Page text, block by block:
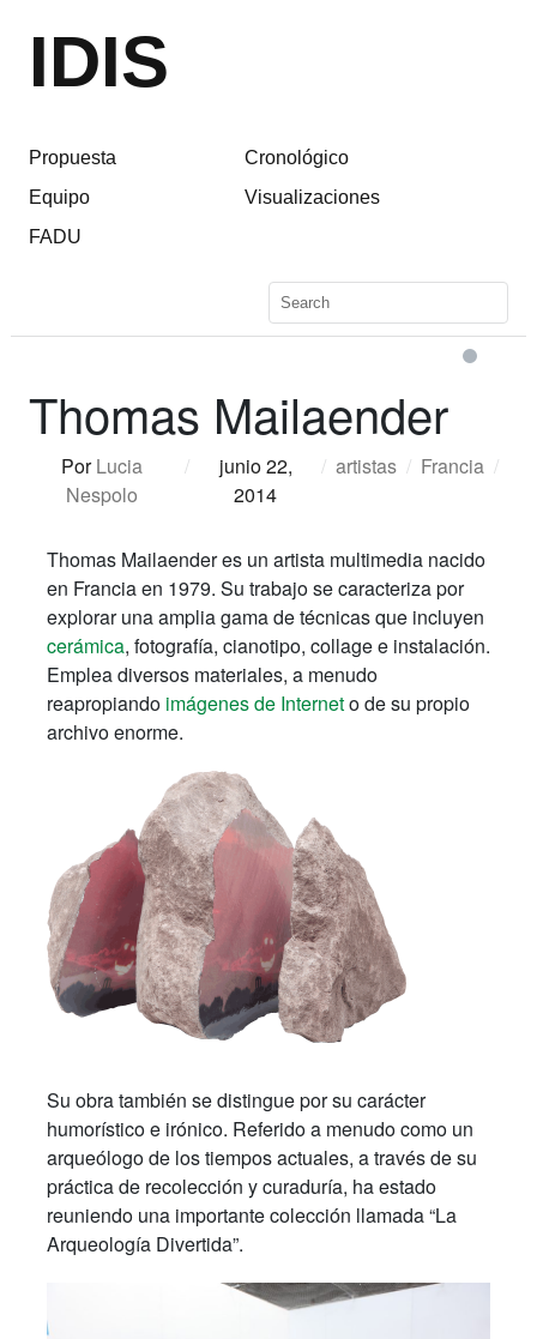
IDIS
Propuesta
Equipo
FADU
Cronológico
Visualizaciones
Thomas Mailaender
PorLucia
Nespolo
/
junio 22,
2014
/ artistas / Francia /
Thomas Mailaender es un artista multimedia nacido
en Francia en 1979. Su trabajo se caracteriza por
explorar una amplia gama de técnicas que incluyen
cerámica, fotografía, cianotipo, collage e instalación.
Emplea diversos materiales, a menudo
reapropiando imágenes de Interneto de su propio
archivo enorme.
Su obra también se distingue por su carácter
humorístico e irónico. Referido a menudo como un
arqueólogo de los tiempos actuales, a través de su
práctica de recolección y curaduría, ha estado
reuniendo una importante colección llamada “La
Arqueología Divertida”.